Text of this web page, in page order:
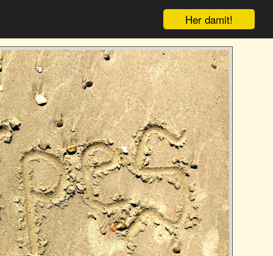
Her damit!